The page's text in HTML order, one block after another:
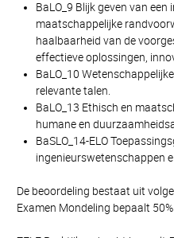
BaLO_9 Blijk geven van
maatschappelijke
haalbaarheid van de
effectieve oplossingen,
BaLO_10
relevante talen.
BaLO_13 Ethisch en
humane en
BaSLO_14-ELO
ingenieurswetenschappen
De beoordeling bestaat uit
Examen Mondeling bepaalt